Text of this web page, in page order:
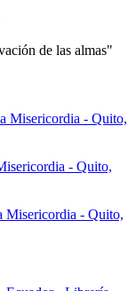
de las almas"